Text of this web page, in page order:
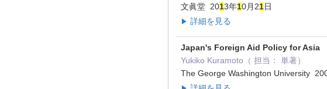
文眞堂 2013年10月21日
▶ 詳細を見る
Japan's Foreign Aid Policy for Asia
Yukiko Kuramoto（ 担当： 単著）
The George Washington University